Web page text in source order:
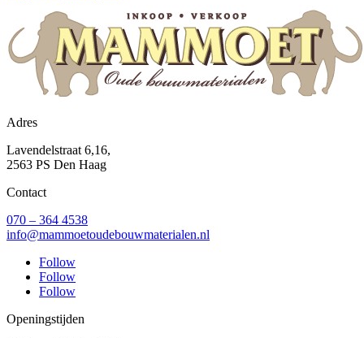
Adres
Lavendelstraat 6,16,
2563 PS Den Haag
Contact
070 – 364 4538
info@mammoetoudebouwmaterialen.nl
Follow
Follow
Follow
Openingstijden